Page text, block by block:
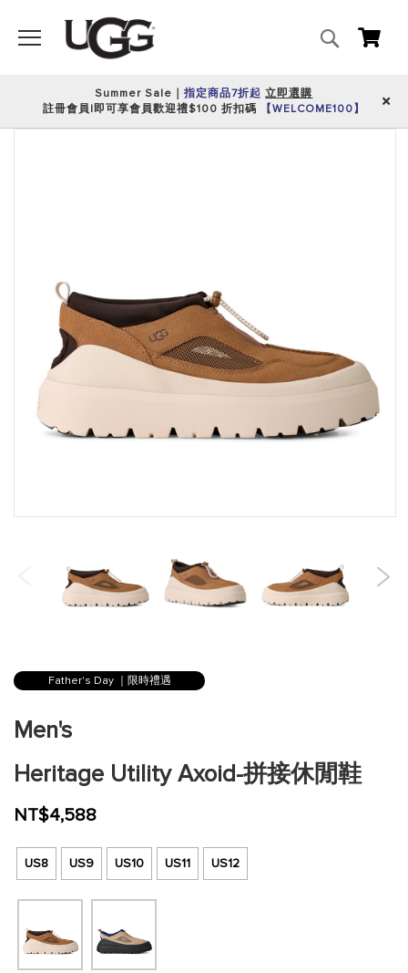
搜
我
Summer Sale｜指定商品7折起立即選購
註冊會員|即可享會員歡迎禮$100 折扣碼
【WELCOME100】
Father's Day ｜限時禮遇
到
庫
開
Men's
Heritage Utility Axoid-拼接休閒鞋
NT$4,588
US8 US9 US10 US11 US12